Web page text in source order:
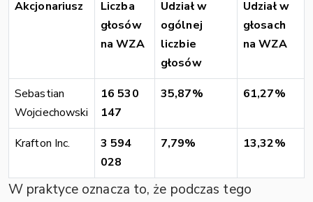
Akcjonariusz
Liczba
głosów
na WZA
Udział w
ogólnej
liczbie
głosów
Udział w
głosach
na WZA
Sebastian
Wojciechowski
16 530
147
35,87% 61,27%
Krafton Inc.
3 594
028
7,79% 13,32%
W praktyce oznacza to, że podczas tego